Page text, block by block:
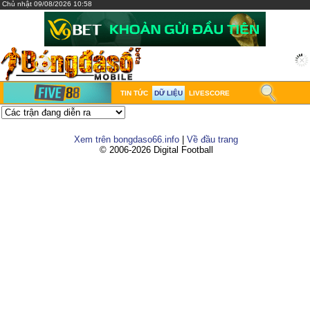
Chủ nhật 09/08/2026 10:58
TIN TỨC DỮ LIỆU LIVESCORE
Xem trên bongdaso66.info
Về đầu trang
© 2006-2026 Digital Football